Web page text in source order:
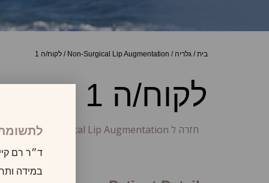
בית/ גלריה /
Non-Surgical Lip Augmentation
/ לקוח/ה 1
לקוח/ה 1
חזרה ל Non-Surgical Lip Augmentation
ד״ר רם
במידה